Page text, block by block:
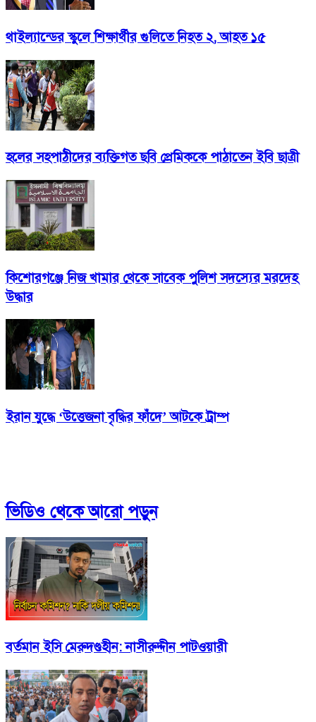
থাইল্যান্ডের স্কুলে শিক্ষার্থীর গুলিতে নিহত ২, আহত ১৫
হলের সহপাঠীদের ব্যক্তিগত ছবি প্রেমিককে পাঠাতেন ইবি ছাত্রী
কিশোরগঞ্জে নিজ খামার থেকে সাবেক পুলিশ সদস্যের মরদেহ
উদ্ধার
ইরান যুদ্ধে ‘উত্তেজনা বৃদ্ধির ফাঁদে’ আটকে ট্রাম্প
ভিডিও থেকে আরো পড়ুন
বর্তমান ইসি মেরুদণ্ডহীন: নাসীরুদ্দীন পাটওয়ারী